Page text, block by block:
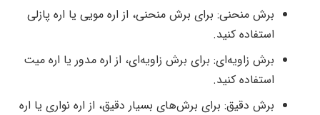
برش منحنی: برای برش منحنی، از اره مویی یا اره پازلی
استفاده کنید.
برش زاویه‌ای: برای برش زاویه‌ای، از اره مدور یا اره میت
استفاده کنید.
برش دقیق: برای برش‌های بسیار دقیق، از اره نواری یا اره